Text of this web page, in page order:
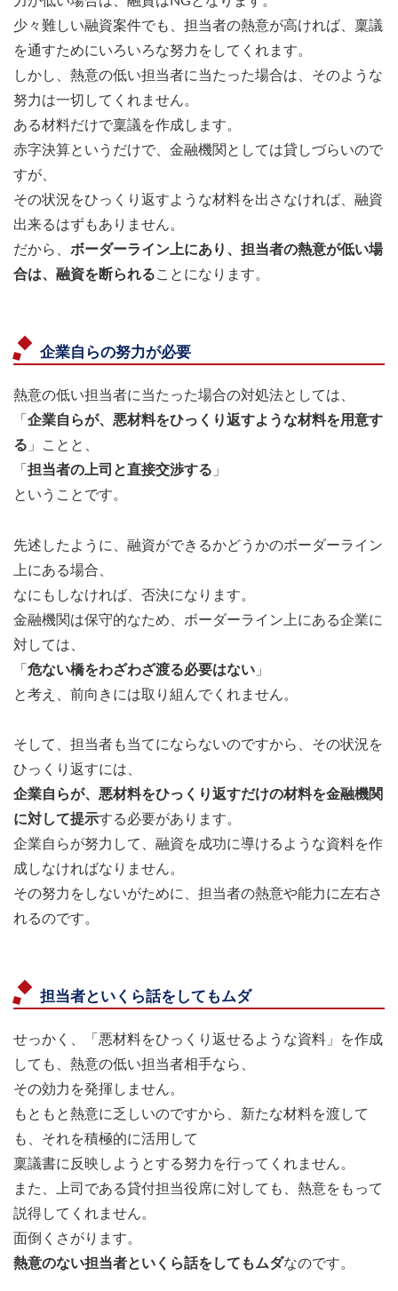
少々難しい融資案件でも、担当者の熱意が高ければ、稟議
を通すためにいろいろな努力をしてくれます。
しかし、熱意の低い担当者に当たった場合は、そのような
努力は一切してくれません。
ある材料だけで稟議を作成します。
赤字決算というだけで、金融機関としては貸しづらいので
すが、
その状況をひっくり返すような材料を出さなければ、融資
出来るはずもありません。
だから、 ボーダーライン上にあり、担当者の熱意が低い場
合は、融資を断られることになります。
企業自らの努力が必要
熱意の低い担当者に当たった場合の対処法としては、
「 企業自らが、悪材料をひっくり返すような材料を用意す
る 」ことと、
「 担当者の上司と直接交渉する 」
ということです。
先述したように、融資ができるかどうかのボーダーライン
上にある場合、
なにもしなければ、否決になります。
金融機関は保守的なため、ボーダーライン上にある企業に
対しては、
「 危ない橋をわざわざ渡る必要はない 」
と考え、前向きには取り組んでくれません。
そして、担当者も当てにならないのですから、その状況を
ひっくり返すには、
企業自らが、悪材料をひっくり返すだけの材料を金融機関
に対して提示する必要があります。
企業自らが努力して、融資を成功に導けるような資料を作
成しなければなりません。
その努力をしないがために、担当者の熱意や能力に左右さ
れるのです。
担当者といくら話をしてもムダ
せっかく、「悪材料をひっくり返せるような資料」を作成
しても、熱意の低い担当者相手なら、
その効力を発揮しません。
もともと熱意に乏しいのですから、新たな材料を渡して
も、それを積極的に活用して
稟議書に反映しようとする努力を行ってくれません。
また、上司である貸付担当役席に対しても、熱意をもって
説得してくれません。
面倒くさがります。
熱意のない担当者といくら話をしてもムダなのです。